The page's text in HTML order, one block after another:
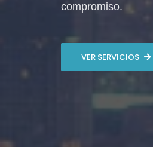
compromiso.
VER SERVICIOS